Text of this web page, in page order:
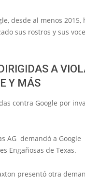
desde al menos
sus rostros y sus
A
Y MÁS
contra Google por
AG demandó a
Engañosas de Texas.
presentó otra